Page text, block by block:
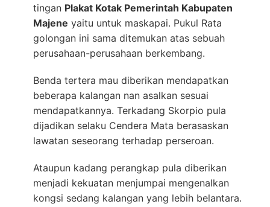
tingan Plakat Kotak Pemerintah Kabupaten
Majene yaitu untuk maskapai. Pukul Rata
golongan ini sama ditemukan atas sebuah
perusahaan-perusahaan berkembang.
Benda tertera mau diberikan mendapatkan
beberapa kalangan nan asalkan sesuai
mendapatkannya. Terkadang Skorpio pula
dijadikan selaku Cendera Mata berasaskan
lawatan seseorang terhadap perseroan.
Ataupun kadang perangkap pula diberikan
menjadi kekuatan menjumpai mengenalkan
kongsi sedang kalangan yang lebih belantara.